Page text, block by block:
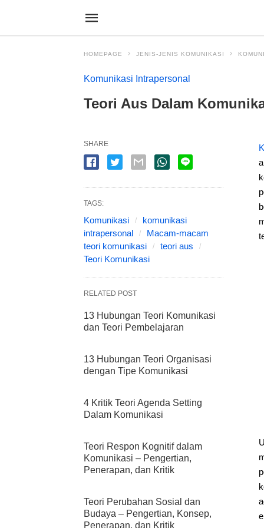
HOMEPAGE JENIS-JENIS KOMUNIKASI
Komunikasi Intrapersonal
Teori Aus Dalam
SHARE
TAGS:
Komunikasi
komunikasi
intrapersonal
Macam-macam
teori komunikasi
teori aus
Teori Komunikasi
RELATED POST
13 Hubungan Teori Komunikasi
dan Teori Pembelajaran
13 Hubungan Teori Organisasi
dengan Tipe Komunikasi
4 Kritik Teori Agenda Setting
Dalam Komunikasi
Teori Respon Kognitif dalam
Komunikasi – Pengertian,
Penerapan, dan Kritik
Teori Perubahan Sosial dan
Budaya – Pengertian, Konsep,
Penerapan, dan Kritik